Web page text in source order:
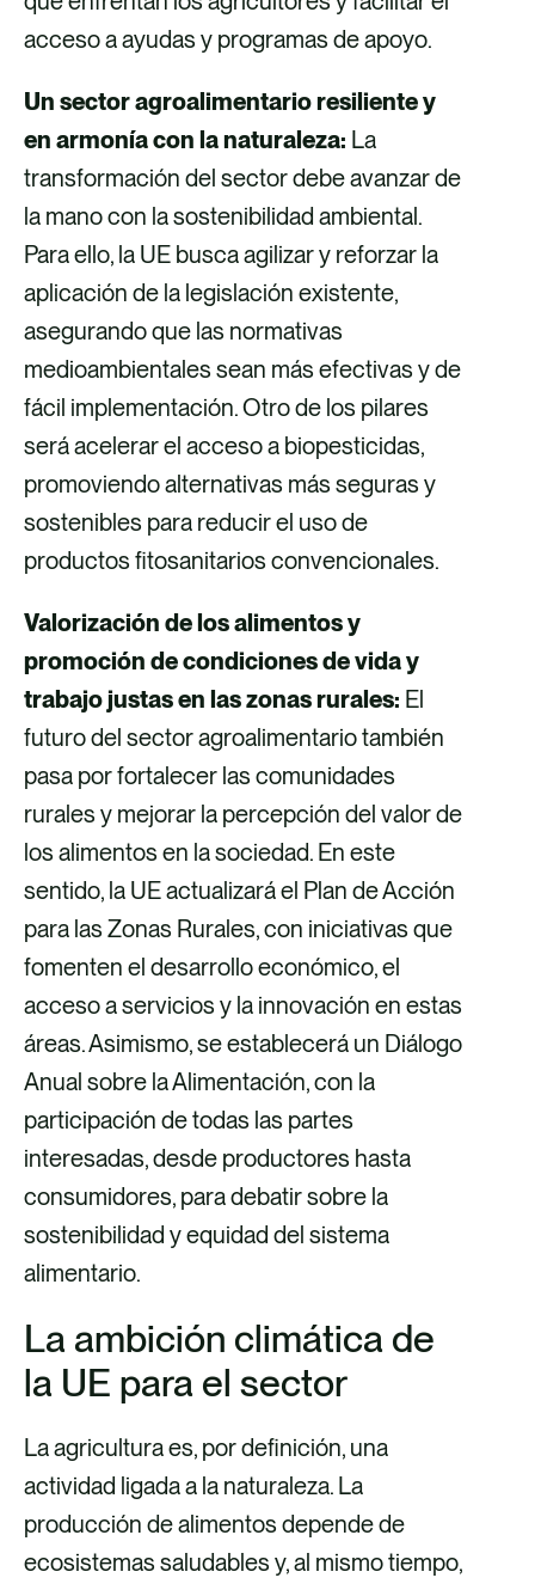
acceso a ayudas y programas de apoyo.
Un sector agroalimentario resiliente y
en armonía con la naturaleza: La
transformación del sector debe avanzar de
la mano con la sostenibilidad ambiental.
Para ello, la UE busca agilizar y reforzar la
aplicación de la legislación existente,
asegurando que las normativas
medioambientales sean más efectivas y de
fácil implementación. Otro de los pilares
será acelerar el acceso a biopesticidas,
promoviendo alternativas más seguras y
sostenibles para reducir el uso de
productos fitosanitarios convencionales.
Valorización de los alimentos y
promoción de condiciones de vida y
trabajo justas en las zonas rurales: El
futuro del sector agroalimentario también
pasa por fortalecer las comunidades
rurales y mejorar la percepción del valor de
los alimentos en la sociedad. En este
sentido, la UE actualizará el Plan de Acción
para las Zonas Rurales, con iniciativas que
fomenten el desarrollo económico, el
acceso a servicios y la innovación en estas
áreas. Asimismo, se establecerá un Diálogo
Anual sobre la Alimentación, con la
participación de todas las partes
interesadas, desde productores hasta
consumidores, para debatir sobre la
sostenibilidad y equidad del sistema
alimentario.
La ambición climática de
la UE para el sector
La agricultura es, por definición, una
actividad ligada a la naturaleza. La
producción de alimentos depende de
ecosistemas saludables y, al mismo tiempo,